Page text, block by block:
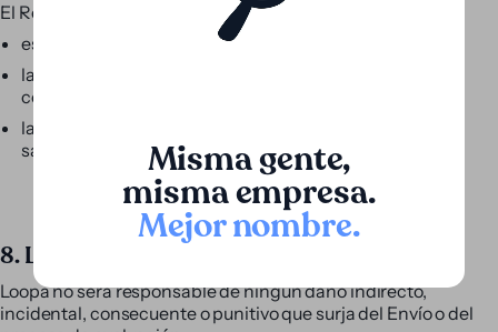
Misma gente,
misma empresa.
Mejor nombre.
El Remitente declara que:
está autorizado a compartir la información enviada;
la divulgación no viola ninguna obligación de
confidencialidad aplicable;
la información proporcionada es precisa según su leal
saber y entender.
8. Limitación de responsabilidad
Loopa no será responsable de ningún daño indirecto,
incidental, consecuente o punitivo que surja del Envío o del